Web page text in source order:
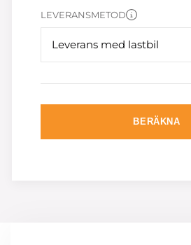
LEVERANSMETOD
Leverans med lastbil
BERÄKNA